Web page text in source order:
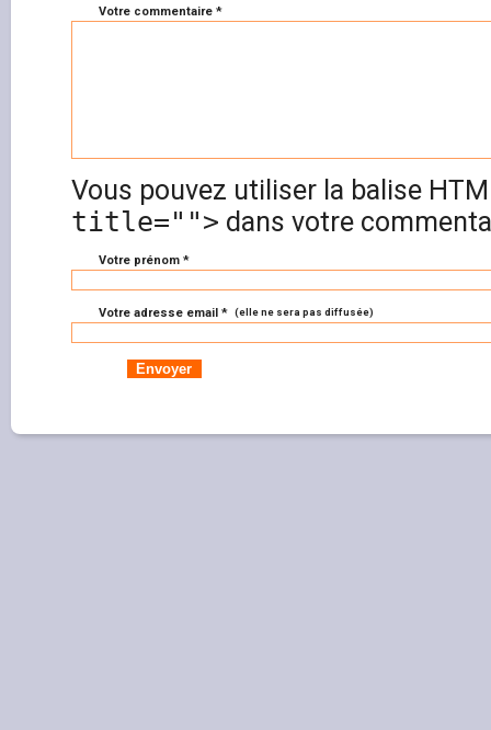
Votre commentaire *
Vous pouvez utiliser la balise
title=""> dans votre
Votre prénom *
Votre adresse email * (elle ne sera pas diffusée)